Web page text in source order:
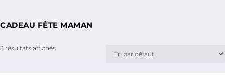
CADEAU FÊTE MAMAN
3 résultats affichés